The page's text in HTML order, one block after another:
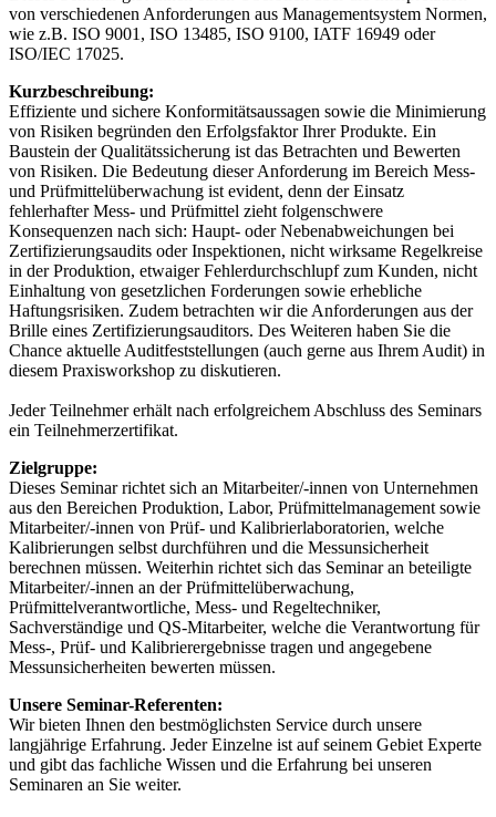
von verschiedenen Anforderungen aus Managementsystem Normen,
wie z.B. ISO 9001, ISO 13485, ISO 9100, IATF 16949 oder
ISO/IEC 17025.
Kurzbeschreibung:
Effiziente und sichere Konformitätsaussagen sowie die Minimierung
von Risiken begründen den Erfolgsfaktor Ihrer Produkte. Ein
Baustein der Qualitätssicherung ist das Betrachten und Bewerten
von Risiken. Die Bedeutung dieser Anforderung im Bereich Mess-
und Prüfmittelüberwachung ist evident, denn der Einsatz
fehlerhafter Mess- und Prüfmittel zieht folgenschwere
Konsequenzen nach sich: Haupt- oder Nebenabweichungen bei
Zertifizierungsaudits oder Inspektionen, nicht wirksame Regelkreise
in der Produktion, etwaiger Fehlerdurchschlupf zum Kunden, nicht
Einhaltung von gesetzlichen Forderungen sowie erhebliche
Haftungsrisiken. Zudem betrachten wir die Anforderungen aus der
Brille eines Zertifizierungsauditors. Des Weiteren haben Sie die
Chance aktuelle Auditfeststellungen (auch gerne aus Ihrem Audit) in
diesem Praxisworkshop zu diskutieren.
Jeder Teilnehmer erhält nach erfolgreichem Abschluss des Seminars
ein Teilnehmerzertifikat.
Zielgruppe:
Dieses Seminar richtet sich an Mitarbeiter/-innen von Unternehmen
aus den Bereichen Produktion, Labor, Prüfmittelmanagement sowie
Mitarbeiter/-innen von Prüf- und Kalibrierlaboratorien, welche
Kalibrierungen selbst durchführen und die Messunsicherheit
berechnen müssen. Weiterhin richtet sich das Seminar an beteiligte
Mitarbeiter/-innen an der Prüfmittelüberwachung,
Prüfmittelverantwortliche, Mess- und Regeltechniker,
Sachverständige und QS-Mitarbeiter, welche die Verantwortung für
Mess-, Prüf- und Kalibrierergebnisse tragen und angegebene
Messunsicherheiten bewerten müssen.
Unsere Seminar-Referenten:
Wir bieten Ihnen den bestmöglichsten Service durch unsere
langjährige Erfahrung. Jeder Einzelne ist auf seinem Gebiet Experte
und gibt das fachliche Wissen und die Erfahrung bei unseren
Seminaren an Sie weiter.